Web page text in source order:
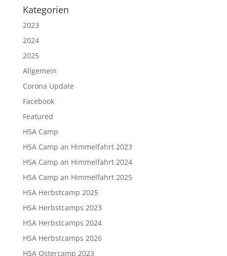
Kategorien
2023
2024
2025
Allgemein
Corona Update
Facebook
Featured
HSA Camp
HSA Camp an Himmelfahrt 2023
HSA Camp an Himmelfahrt 2024
HSA Camp an Himmelfahrt 2025
HSA Herbstcamp 2025
HSA Herbstcamps 2023
HSA Herbstcamps 2024
HSA Herbstcamps 2026
HSA Ostercamp 2023